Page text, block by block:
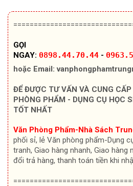
GỌI
NGAY: 0898.44.70.44 -
hoặc Email:
ĐỂ ĐƯỢC TƯ VẤN VÀ CUNG
PHÒNG PHẨM - DỤNG CỤ HỌC
TỐT NHẤT
Văn Phòng Phẩm-Nhà Sách
phối sỉ, lẻ Văn phòng phẩm-Dụng
tranh, Giao hàng nhanh, Giao hàng
đổi trả hàng, thanh toán tiền khi